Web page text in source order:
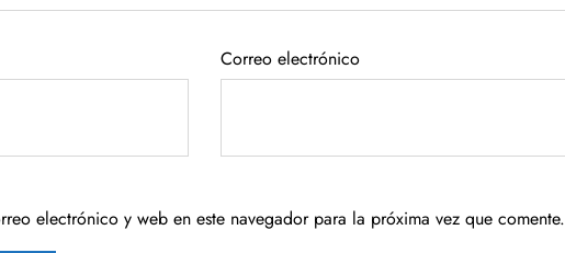
Correo electrónico
electrónico y web en este navegador para la próxima vez que comente.